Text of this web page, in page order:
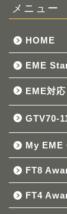
メニュー
HOME
EME
EME対
GTV70-
My EME
FT8
FT4